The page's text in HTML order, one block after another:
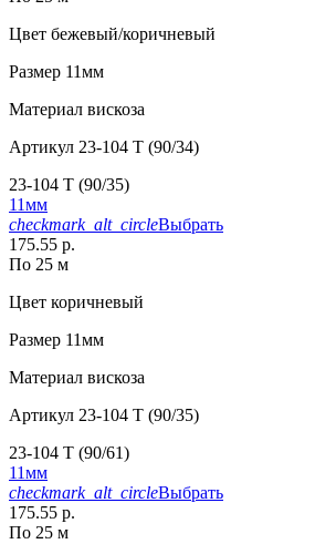
Цвет бежевый/коричневый
Размер 11мм
Материал вискоза
Артикул 23-104 T (90/34)
23-104 T (90/35)
11мм
checkmark_alt_circleВыбрать
175.55 р.
По 25 м
Цвет коричневый
Размер 11мм
Материал вискоза
Артикул 23-104 T (90/35)
23-104 T (90/61)
11мм
checkmark_alt_circleВыбрать
175.55 р.
По 25 м